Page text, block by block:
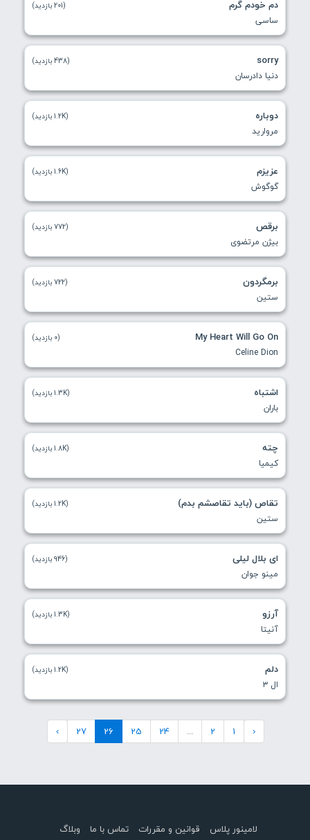
دم خودم گرم
ساسی
(201 بازدید)
sorry
دنیا دادرسان
(438 بازدید)
دوباره
مروارید
(1.2K بازدید)
عزیزم
گوگوش
(1.6K بازدید)
برقص
بیژن مرتضوی
(772 بازدید)
برمگردون
ستین
(722 بازدید)
My Heart Will Go On
Celine Dion
(0 بازدید)
اشتباه
باران
(1.3K بازدید)
چته
کیمیا
(1.8K بازدید)
تقاص (باید تقاصشم بدم)
ستین
(1.2K بازدید)
ای بلال لیلی
مینو جوان
(946 بازدید)
آرزو
آنیتا
(1.3K بازدید)
دلم
ال ۳
(1.2K بازدید)
‹
1
2
...
24
25
26
27
›
لامینور پلاس قوانین و مقررات تماس با ما وبلاگ